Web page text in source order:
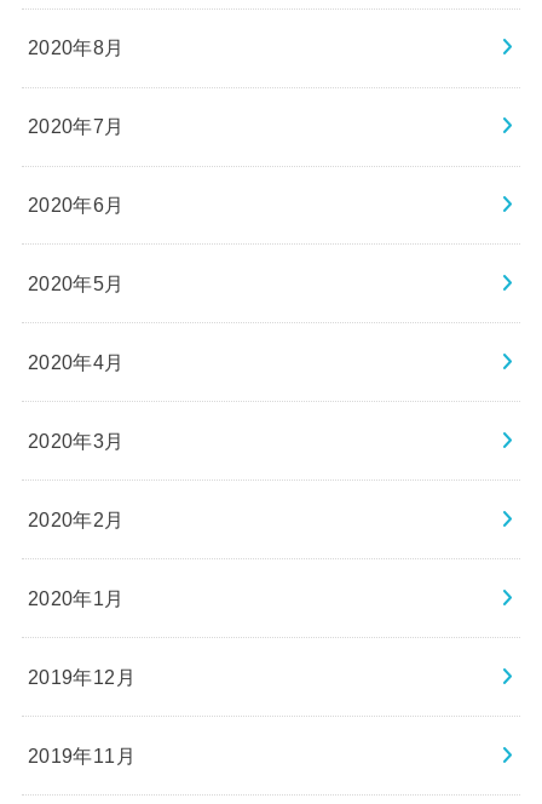
2020年8月
2020年7月
2020年6月
2020年5月
2020年4月
2020年3月
2020年2月
2020年1月
2019年12月
2019年11月